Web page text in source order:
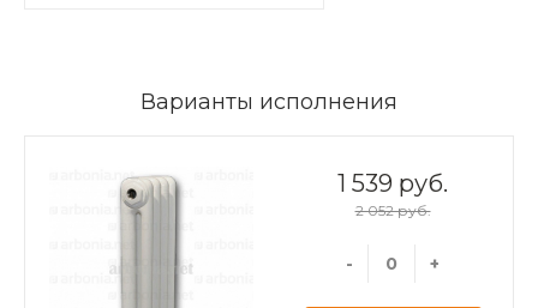
Варианты исполнения
1 539 руб.
2 052 руб.
- +